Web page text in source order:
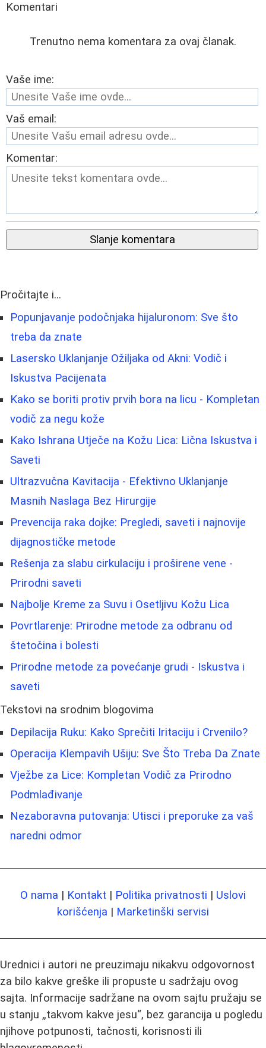
Komentari
Trenutno nema komentara za ovaj članak.
Vaše ime:
Vaš email:
Komentar:
Slanje komentara
Pročitajte i...
Popunjavanje podočnjaka hijaluronom: Sve što
treba da znate
Lasersko Uklanjanje Ožiljaka od Akni: Vodič i
Iskustva Pacijenata
Kako se boriti protiv prvih bora na licu - Kompletan
vodič za negu kože
Kako Ishrana Utječe na Kožu Lica: Lična Iskustva i
Saveti
Ultrazvučna Kavitacija - Efektivno Uklanjanje
Masnih Naslaga Bez Hirurgije
Prevencija raka dojke: Pregledi, saveti i najnovije
dijagnostičke metode
Rešenja za slabu cirkulaciju i proširene vene -
Prirodni saveti
Najbolje Kreme za Suvu i Osetljivu Kožu Lica
Povrtlarenje: Prirodne metode za odbranu od
štetočina i bolesti
Prirodne metode za povećanje grudi - Iskustva i
saveti
Tekstovi na srodnim blogovima
Depilacija Ruku: Kako Sprečiti Iritaciju i Crvenilo?
Operacija Klempavih Ušiju: Sve Što Treba Da Znate
Vježbe za Lice: Kompletan Vodič za Prirodno
Podmlađivanje
Nezaboravna putovanja: Utisci i preporuke za vaš
naredni odmor
O nama | Kontakt | Politika privatnosti | Uslovi
korišćenja | Marketinški servisi
Urednici i autori ne preuzimaju nikakvu odgovornost
za bilo kakve greške ili propuste u sadržaju ovog
sajta. Informacije sadržane na ovom sajtu pružaju se
u stanju „takvom kakve jesu“, bez garancija u pogledu
njihove potpunosti, tačnosti, korisnosti ili